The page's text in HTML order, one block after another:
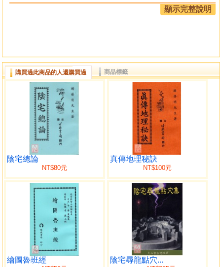
不可窮究然有能山太極否若是類天星巒長分之乎且得不分之
乎乃先師輩舉體用二端有時忽重此重者抑又何也正以三者欲
之體乎至於手能持足能行目能明耳能聰心思能睿知豈非理與
氣之運行乎觀其人狀貌秀根性靈哲又豈非得於天者厚而上映
星宿者乎相地猶相人天星巒頭理長果是一抑是二也然諸書無
及此者意在言外如雪心賦開口云二長秒運於其間一理並行而
不悖自本個根鍋隱或顯斯可得合一之說矣盈古人著書正邱也
作用猶奇兵也今人讀書考理猶奇正相生循環無端也正不外乎
合龍就局之妙奇不外乎避凶趨吉之神天文地理人事畸歟其兼
至矣然非博通之士體用兼至者烏足以語此即業斯術者要眼好
足好心好蓋看地本手性靈眼好全在天分不可強也足人力口至
善惡無貴漏心好則決不程人苟徒搜章句之煩未知郴袖之要反
為資者所諸書皆，無人地理書著述甚多何取何舍借無訣授而
逐逐諸書法崇誰氏正使精理不傳惡套悉備蘧無証佐執抝益堅
程世良多憋甚憫之故將地理六法指點世人倬人人得其精髓凡
為子孫皆可知之以葬其祖父不為天星巒頭理氣剿襲勢利狡猾
者得以誣世惑民是亦憋之一大快也夫。
顯示完整說明
購買過此商品的人還購買過 商品標籤
陰宅總論
NT$80元
真傳地理秘訣
NT$100元
繪圖魯班經 陰宅尋龍點穴...